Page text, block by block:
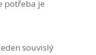
potřeba je
souvislý